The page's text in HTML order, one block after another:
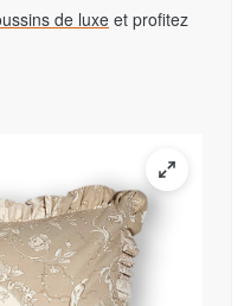
de luxe et profitez